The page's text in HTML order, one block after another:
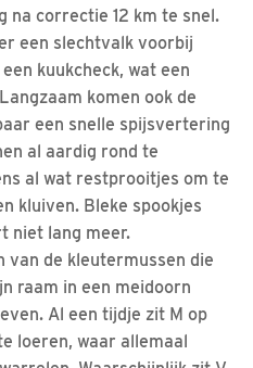
na correctie 12 km te snel.
een slechtvalk voorbij
kuukcheck, wat een
komen ook de
een snelle spijsvertering
al aardig rond te
al wat restprooitjes om te
kluiven. Bleke spookjes
niet lang meer.
van de kleutermussen die
raam in een meidoorn
Al een tijdje zit M op
loeren, waar allemaal